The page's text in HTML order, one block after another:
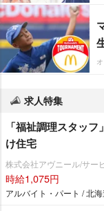
求人特集
「福祉調理スタッ
け住宅
株式会社アヴニール/サー
時給1,075円
アルバイト・パート / 北海